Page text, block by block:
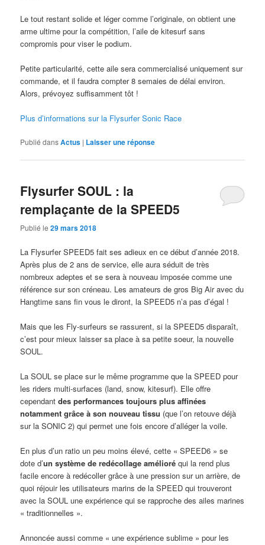
Le tout restant solide et léger comme l’originale, on obtient une
arme ultime pour la compétition, l’aile de kitesurf sans
compromis pour viser le podium.
Petite particularité, cette aile sera commercialisé uniquement sur
commande, et il faudra compter 8 semaies de délai environ.
Alors, prévoyez suffisamment tôt !
Plus d’informations sur la Flysurfer Sonic Race
Publié dansActus | Laisser une réponse
Flysurfer SOUL : la
remplaçante de la SPEED5
Publié le29 mars 2018
La Flysurfer SPEED5 fait ses adieux en ce début d’année 2018.
Après plus de 2 ans de service, elle aura séduit de très
nombreux adeptes et se sera à nouveau imposée comme une
référence sur son créneau. Les amateurs de gros Big Air avec du
Hangtime sans fin vous le diront, la SPEED5 n’a pas d’égal !
Mais que les Fly-surfeurs se rassurent, si la SPEED5 disparaît,
c’est pour mieux laisser sa place à sa petite soeur, la nouvelle
SOUL.
La SOUL se place sur le même programme que la SPEED pour
les riders multi-surfaces (land, snow, kitesurf). Elle offre
cependantdes performances toujours plus affinées
notamment grâce à son nouveau tissu (que l’on retouve déjà
sur la SONIC 2) qui permet une fois encore d’alléger la voile.
En plus d’un ratio un peu moins élevé, cette « SPEED6 » se
dote d’un système de redécollage amélioré qui la rend plus
facile encore à redécoller grâce à une pression sur un arrière, de
quoi réjouir les utilisateurs marins de la SPEED qui trouveront
avec la SOUL une expérience qui se rapproche des ailes marines
« traditionnelles ».
Annoncée aussi comme « une expérience sublime » pour les